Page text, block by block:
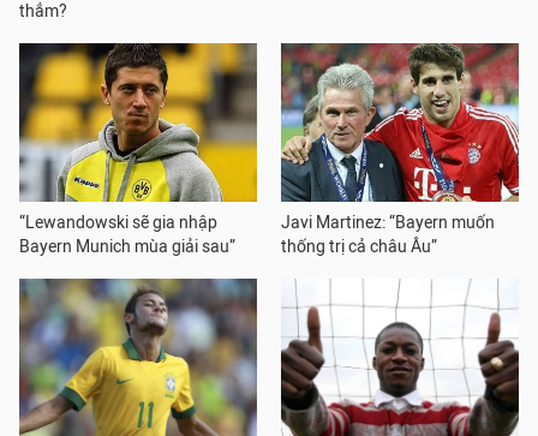
thẳm?
“Lewandowski sẽ gia nhập
Bayern Munich mùa giải sau”
Javi Martinez: “Bayern muốn
thống trị cả châu Âu”